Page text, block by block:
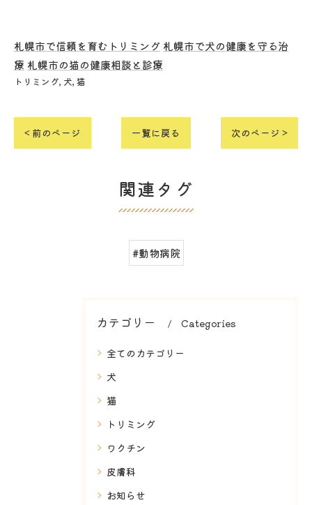
札幌市で信頼を育むトリミング 札幌市で犬の健康を守る治
療 札幌市の猫の健康相談と診療
トリミング 犬 猫
< 前のページ 一覧に戻る 次のページ >
関連タグ
#動物病院
カテゴリー Categories
全てのカテゴリー
犬
猫
トリミング
ワクチン
皮膚科
お知らせ